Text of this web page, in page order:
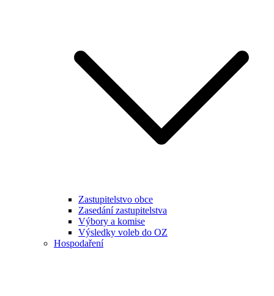
Zastupitelstvo obce
Zasedání zastupitelstva
Výbory a komise
Výsledky voleb do OZ
Hospodaření